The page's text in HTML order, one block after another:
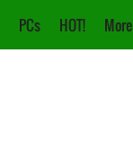
PCs HOT! More